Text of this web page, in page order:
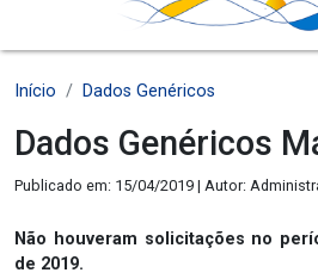
Início Dados Genéricos
Dados Genéricos
Publicado em: 15/04/2019 | Autor:
Não houveram solicitações no
de 2019.